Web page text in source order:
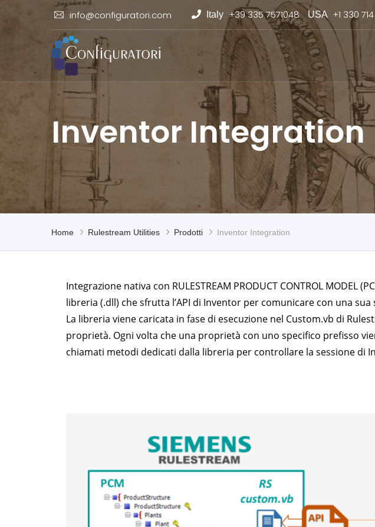
info@configuratori.com Italy +39 335 7571048 USA +1 330
Inventor Integration
Home Rulestream Utilities Prodotti Inventor Integration
Integrazione nativa con RULESTREAM PRODUCT CONTROL
libreria (.dll) che sfrutta l’API di Inventor per comunicare con una sua
La libreria viene caricata in fase di esecuzione nel Custom.vb di
proprietà. Ogni volta che una proprietà con uno specifico prefisso
chiamati metodi dedicati dalla libreria per controllare la sessione di